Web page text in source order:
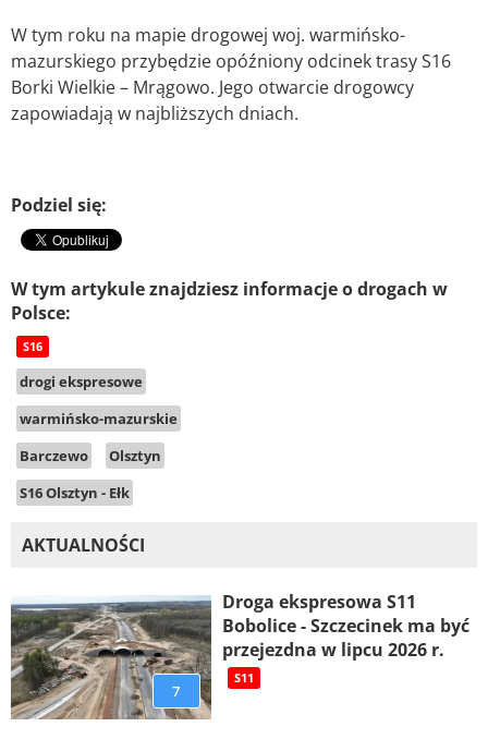
W tym roku na mapie drogowej woj. warmińsko-
mazurskiego przybędzie opóźniony odcinek trasy S16
Borki Wielkie – Mrągowo. Jego otwarcie drogowcy
zapowiadają w najbliższych dniach.
Podziel się:
W tym artykule znajdziesz informacje o drogach w
Polsce:
S16
drogi ekspresowe
warmińsko-mazurskie
Barczewo
Olsztyn
S16 Olsztyn - Ełk
AKTUALNOŚCI
7
Droga ekspresowa S11
Bobolice - Szczecinek ma być
przejezdna w lipcu 2026 r.
S11